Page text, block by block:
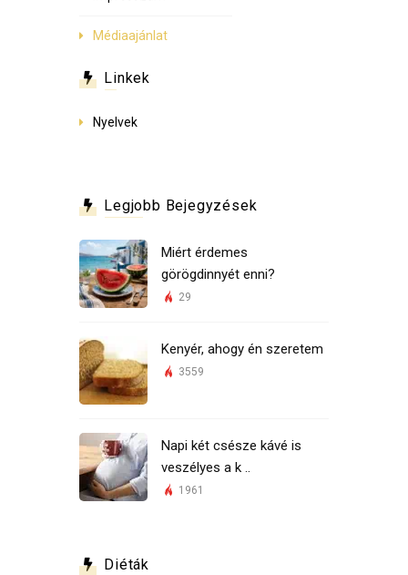
Médiaajánlat
Linkek
Nyelvek
Legjobb Bejegyzések
Miért érdemes
görögdinnyét enni?
29
Kenyér, ahogy én szeretem
3559
Napi két csésze kávé is
veszélyes a k ..
1961
Diéták